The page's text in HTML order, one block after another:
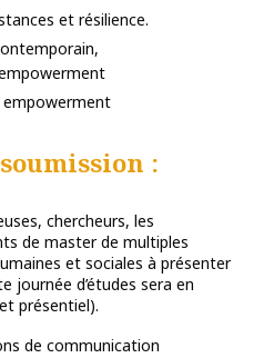
et résilience.
:
chercheurs, les
de master de multiples
et sociales à présenter
journée d’études sera en
présentiel).
de communication